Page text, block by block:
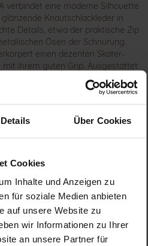
Details Über Cookies
Cookies
Inhalte und Anzeigen zu
für soziale Medien anbieten
auf unsere Website zu
wir Informationen zu Ihrer
an unsere Partner für
verbindet eine moderne Silhouette
Knautschlackleder in
Details, etwa der praktische Zip
Ösen der Schnürung.
einen dezenten Skater-
ihrem guten Grip. Ausgestattet
ist das Innenleben des
atmungsaktiv und
Sie die bequemen Sneakers zum
ins Café – HELENA ist Ihr
Mantel und zur lässigen